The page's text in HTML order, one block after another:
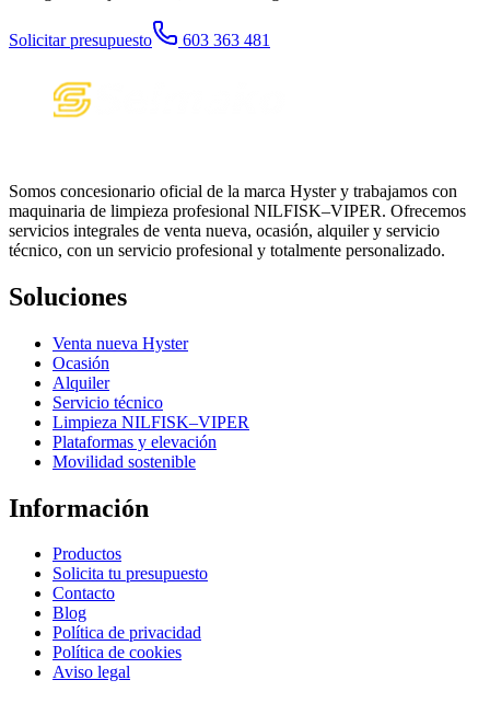
Solicitar presupuesto 603 363 481
Somos concesionario oficial de la marca Hyster y trabajamos con
maquinaria de limpieza profesional NILFISK–VIPER. Ofrecemos
servicios integrales de venta nueva, ocasión, alquiler y servicio
técnico, con un servicio profesional y totalmente personalizado.
Soluciones
Venta nueva Hyster
Ocasión
Alquiler
Servicio técnico
Limpieza NILFISK–VIPER
Plataformas y elevación
Movilidad sostenible
Información
Productos
Solicita tu presupuesto
Contacto
Blog
Política de privacidad
Política de cookies
Aviso legal